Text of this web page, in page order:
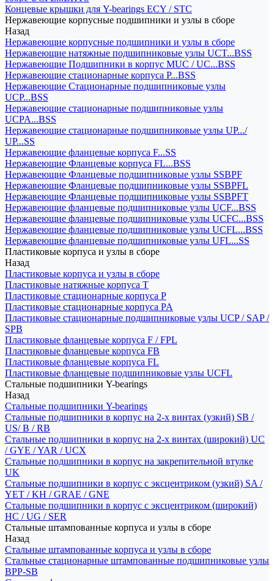
Концевые крышки для Y-bearings ECY / STC
Нержавеющие корпусные подшипники и узлы в сборе
Назад
Нержавеющие корпусные подшипники и узлы в сборе
Нержавеющие натяжные подшипниковые узлы UCT...BSS
Нержавеющие Подшипники в корпус MUC / UC...BSS
Нержавеющие стационарные корпуса P...BSS
Нержавеющие Стационарные подшипниковые узлы
UCP...BSS
Нержавеющие стационарные подшипниковые узлы
UCPA...BSS
Нержавеющие стационарные подшипниковые узлы UP.../
UP...SS
Нержавеющие фланцевые корпуса F...SS
Нержавеющие Фланцевые корпуса FL...BSS
Нержавеющие Фланцевые подшипниковые узлы SSBPF
Нержавеющие Фланцевые подшипниковые узлы SSBPFL
Нержавеющие Фланцевые подшипниковые узлы SSBPFT
Нержавеющие фланцевые подшипниковые узлы UCF...BSS
Нержавеющие фланцевые подшипниковые узлы UCFC...BSS
Нержавеющие фланцевые подшипниковые узлы UCFL...BSS
Нержавеющие фланцевые подшипниковые узлы UFL...SS
Пластиковые корпуса и узлы в сборе
Назад
Пластиковые корпуса и узлы в сборе
Пластиковые натяжные корпуса T
Пластиковые стационарные корпуса P
Пластиковые стационарные корпуса PA
Пластиковые стационарные подшипниковые узлы UCP / SAP /
SPB
Пластиковые фланцевые корпуса F / FPL
Пластиковые фланцевые корпуса FB
Пластиковые фланцевые корпуса FL
Пластиковые фланцевые подшипниковые узлы UCFL
Стальные подшипники Y-bearings
Назад
Стальные подшипники Y-bearings
Стальные подшипники в корпус на 2-х винтах (узкий) SB /
US/ B / RB
Стальные подшипники в корпус на 2-х винтах (широкий) UC
/ GYE / YAR / UCX
Стальные подшипники в корпус на закрепительной втулке
UK
Стальные подшипники в корпус с эксцентриком (узкий) SA /
YET / KH / GRAE / GNE
Стальные подшипники в корпус с эксцентриком (широкий)
HC / UG / SER
Стальные штампованные корпуса и узлы в сборе
Назад
Стальные штампованные корпуса и узлы в сборе
Стальные стационарные штампованные подшипниковые узлы
BPP-SB